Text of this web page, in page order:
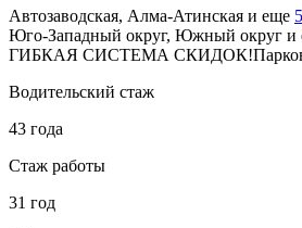
Автозаводская, Алма-Атинская и еще
Юго-Западный округ, Южный округ и
ГИБКАЯ СИСТЕМА
Водительский стаж
43 года
Стаж работы
31 год